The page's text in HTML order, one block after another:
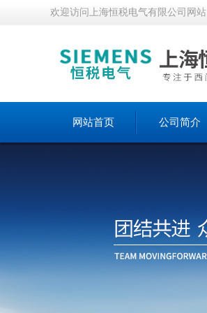
欢迎访问上海恒税电气有限公司网站
网站首页 公司简介